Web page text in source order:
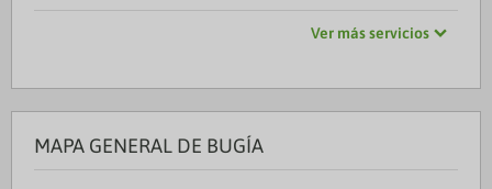
Ver más servicios
MAPA GENERAL DE BUGÍA